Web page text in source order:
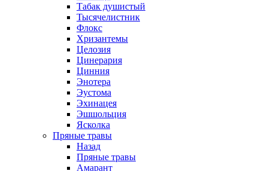
Табак душистый
Тысячелистник
Флокс
Хризантемы
Целозия
Цинерария
Цинния
Энотера
Эустома
Эхинацея
Эшшольция
Ясколка
Пряные травы
Назад
Пряные травы
Амарант